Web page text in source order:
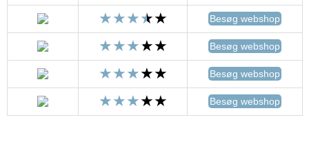
Besøg webshop
Besøg webshop
Besøg webshop
Besøg webshop